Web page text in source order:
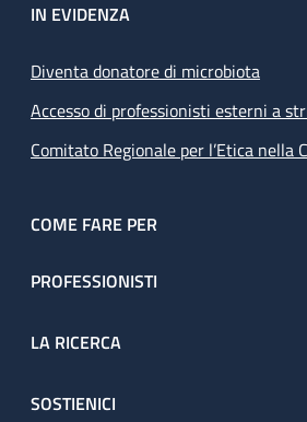
IN EVIDENZA
Diventa donatore di microbiota
Accesso di professionisti esterni a
Comitato Regionale per l’Etica nella
COME FARE PER
PROFESSIONISTI
LA RICERCA
SOSTIENICI